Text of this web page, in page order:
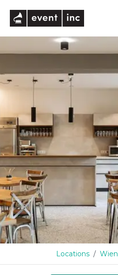
Locations Wien